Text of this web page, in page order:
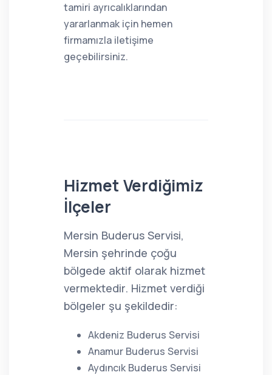
tamiri ayrıcalıklarından
yararlanmak için hemen
firmamızla iletişime
geçebilirsiniz.
Hizmet Verdiğimiz
İlçeler
Mersin Buderus Servisi,
Mersin şehrinde çoğu
bölgede aktif olarak hizmet
vermektedir. Hizmet verdiği
bölgeler şu şekildedir:
Akdeniz Buderus Servisi
Anamur Buderus Servisi
Aydıncık Buderus Servisi